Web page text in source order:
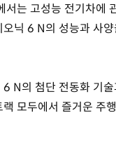
서는 고성능 전기차에
닉 6 N의 성능과 사양
N의 첨단 전동화 기
모두에서 즐거운 주